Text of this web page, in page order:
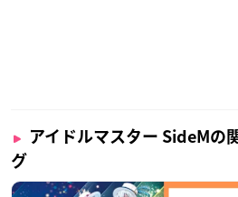
アイドルマスター SideMの
グ